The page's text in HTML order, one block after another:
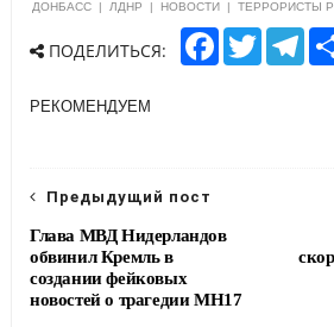
ДОНБАСС | ЛДНР | НОВОСТИ | ТЕРРОРИСТЫ
ПОДЕЛИТЬСЯ:
F
T
w
T
РЕКОМЕНДУЕМ
Предыдущий пост
Глава МВД Нидерландов
обвинил Кремль в
создании фейковых
новостей о трагедии МН17